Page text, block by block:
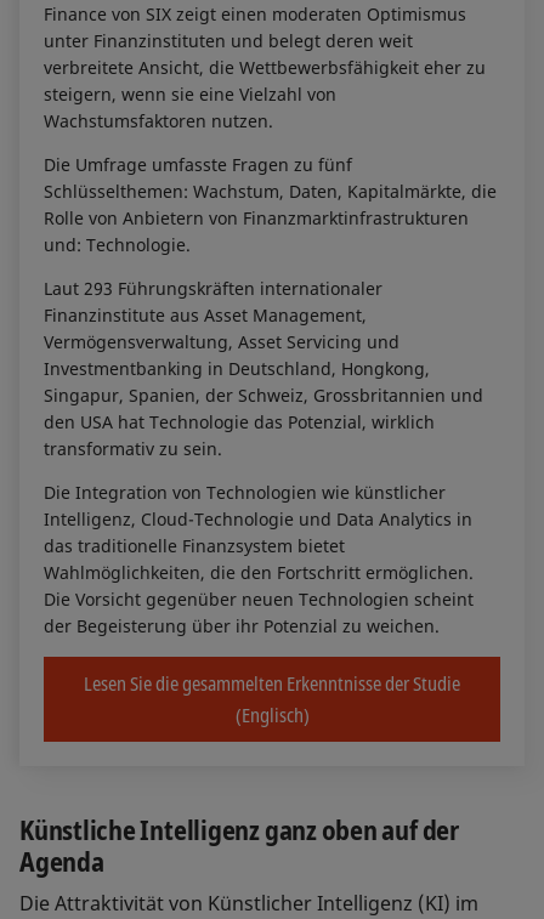
Finance von SIX zeigt einen moderaten Optimismus
unter Finanzinstituten und belegt deren weit
verbreitete Ansicht, die Wettbewerbsfähigkeit eher zu
steigern, wenn sie eine Vielzahl von
Wachstumsfaktoren nutzen.
Die Umfrage umfasste Fragen zu fünf
Schlüsselthemen: Wachstum, Daten, Kapitalmärkte, die
Rolle von Anbietern von Finanzmarktinfrastrukturen
und: Technologie.
Laut 293 Führungskräften internationaler
Finanzinstitute aus Asset Management,
Vermögensverwaltung, Asset Servicing und
Investmentbanking in Deutschland, Hongkong,
Singapur, Spanien, der Schweiz, Grossbritannien und
den USA hat Technologie das Potenzial, wirklich
transformativ zu sein.
Die Integration von Technologien wie künstlicher
Intelligenz, Cloud-Technologie und Data Analytics in
das traditionelle Finanzsystem bietet
Wahlmöglichkeiten, die den Fortschritt ermöglichen.
Die Vorsicht gegenüber neuen Technologien scheint
der Begeisterung über ihr Potenzial zu weichen.
Lesen Sie die gesammelten Erkenntnisse der Studie
(Englisch)
Künstliche Intelligenz ganz oben auf der
Agenda
Die Attraktivität von Künstlicher Intelligenz (KI) im